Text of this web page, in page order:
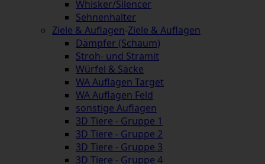
Whisker/Silencer
Sehnenhalter
Ziele & Auflagen-Ziele & Auflagen
Dämpfer (Schaum)
Stroh- und Stramit
Würfel & Säcke
WA Auflagen Target
WA Auflagen Feld
sonstige Auflagen
3D Tiere - Gruppe 1
3D Tiere - Gruppe 2
3D Tiere - Gruppe 3
3D Tiere - Gruppe 4